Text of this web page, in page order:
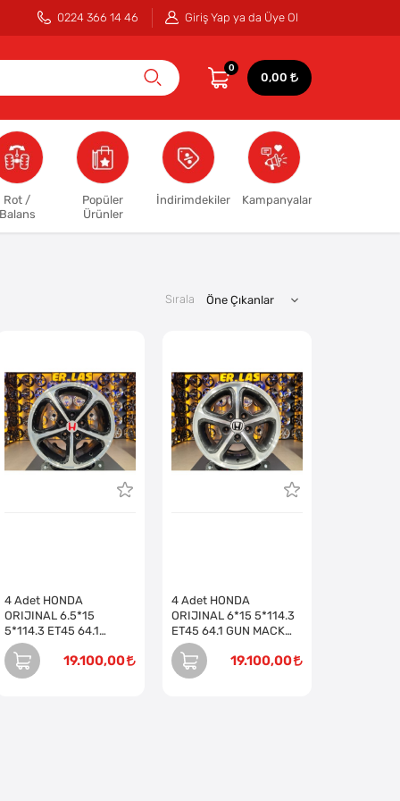
0224 366 14 46 Giriş Yap ya da Üye Ol
0
0,00
Rot /
Popüler
Ürünler
İndirimdekiler Kampanyalar
Sırala
4 Adet HONDA
ORIJINAL 6.5*15
5*114.3 ET45 64.1
BLACK MACK JANT
REVİZE EDİLMİŞ (Takım)
19.100,00
4 Adet HONDA
ORIJINAL 6*15 5*114.3
ET45 64.1 GUN MACK
JANT REVİZE EDİLMİŞ
(Takım)
19.100,00